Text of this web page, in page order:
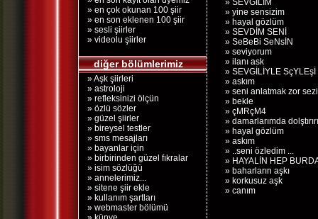
» en çok okunan 100 şiir
» en son eklenen 100 şiir
» sesli şiirler
» videolu şiirler
diğer bölümlerimiz
» Aşk şiirleri
» astroloji
» refleksinizi ölçün
» özlü sözler
» güzel şiirler
» bireysel testler
» sms mesajları
» bayanlar için
» birbirinden güzel fıkralar
» isim sözlüğü
» annelerimiz...
» sitene şiir ekle
» kullanım şartları
» webmaster bölümü
» SEVGİLİM
» yine sensizim
» hayal gözlüm
» SEVDİM SENİ
» SeBeBi SeNsİN
» seviyorum
» ilanı ask
» SEVGİLİYLE SçYLEşİ
» askım
» seni anlatmak zor
» bekle
» çMRçM4
» damarlarımda
» hayal gözlüm
» askım
» ..seni özledim ...
» HAYALİN HEP
» baharların aşkı
» korkusuz aşk
» canım